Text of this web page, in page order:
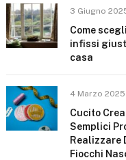
3 Giugno
Come
infissi
casa
4 Marzo 2025
Cucito
Semplici
Realizzare
Fiocchi